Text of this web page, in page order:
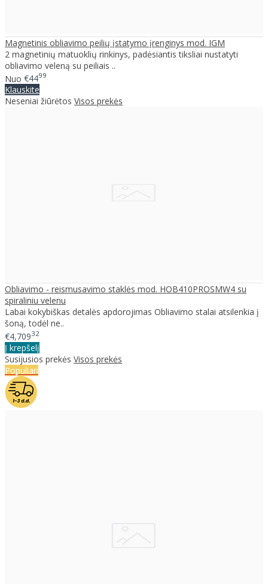
Magnetinis obliavimo peilių įstatymo įrenginys mod. IGM
2 magnetinių matuoklių rinkinys, padėsiantis tiksliai nustatyti
obliavimo veleną su peiliais ..
Nuo €4499
Klauskite
Neseniai žiūrėtos Visos prekės
Obliavimo - reismusavimo staklės mod. HOB410PROSMW4 su
spiraliniu velenu
Labai kokybiškas detalės apdorojimas Obliavimo stalai atsilenkia į
šoną, todėl ne..
€4,70932
Į krepšelį
Susijusios prekės Visos prekės
Populiari